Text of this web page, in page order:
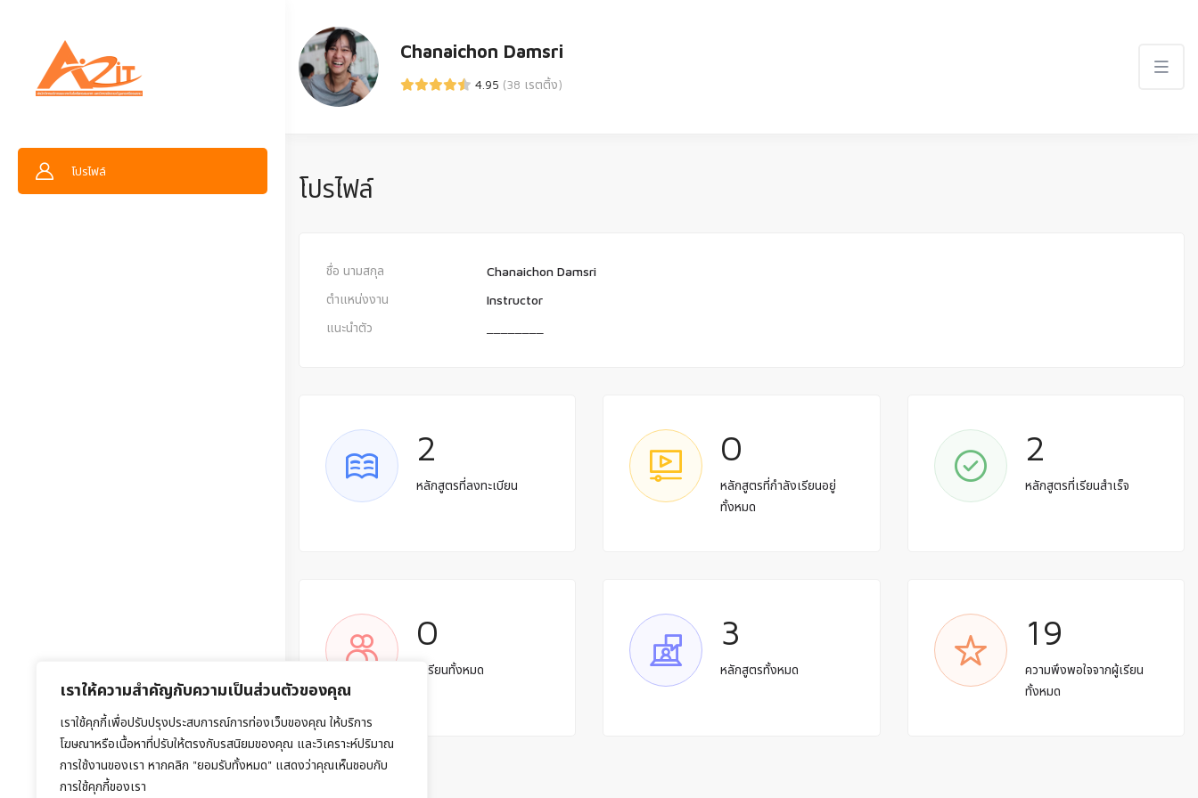
เราให้ความสำคัญกับความเป็นส่วนตัวของคุณ
เราใช้คุกกี้เพื่อปรับปรุงประสบการณ์การท่องเว็บของคุณ ให้บริการ
โฆษณาหรือเนื้อหาที่ปรับให้ตรงกับรสนิยมของคุณ และวิเคราะห์ปริมาณ
การใช้งานของเรา หากคลิก "ยอมรับทั้งหมด" แสดงว่าคุณเห็นชอบกับ
การใช้คุกกี้ของเรา
Chanaichon Damsri
4.95 (38 เรตติ้ง)
โปรไฟล์
ชื่อ นามสกุล Chanaichon Damsri
ตำแหน่งงาน Instructor
แนะนำตัว
2
หลักสูตรที่ลงทะเบียน
0
หลักสูตรที่กำลังเรียนอยู่
ทั้งหมด
2
หลักสูตรที่เรียนสำเร็จ
0
ผู้เรียนทั้งหมด
3
หลักสูตรทั้งหมด
19
ความพึงพอใจจากผู้เรียน
ทั้งหมด
โปรไฟล์